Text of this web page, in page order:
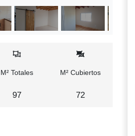
M² Totales
97
M² Cubiertos
72